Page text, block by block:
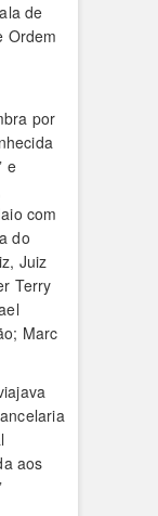
de
Ordem
por
e
com
do
Juiz
Terry
Marc
aos